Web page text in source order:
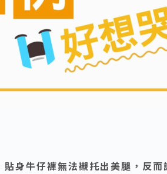
貼身牛仔褲無法襯托出美腿，反